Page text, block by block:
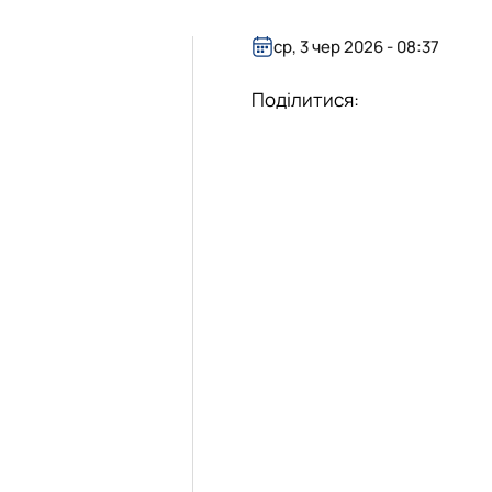
ср, 3 чер 2026 - 08:37
Поділитися: